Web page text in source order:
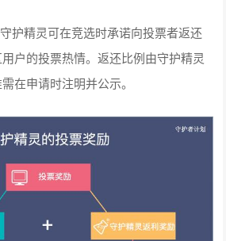
护精灵可在竞选时承诺向投票者返还
户的投票热情。返还比例由守护精灵
在申请时注明并公示。